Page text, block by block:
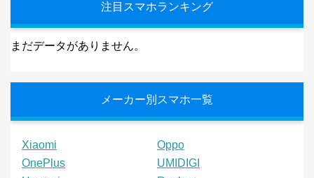
注目スマホランキング
まだデータがありません。
メーカー別スマホ一覧
Xiaomi
Oppo
OnePlus
UMIDIGI